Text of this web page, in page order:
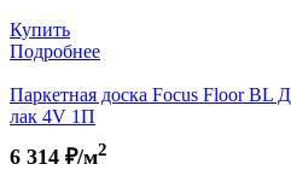
Купить
Подробнее
Паркетная доска Focus Floor
лак 4V 1П
6 314 ₽/м2